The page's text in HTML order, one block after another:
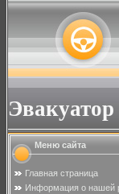
Меню сайта
Главная страница
Информация о нашей